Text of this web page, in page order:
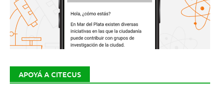
APOYÁ A CITECUS